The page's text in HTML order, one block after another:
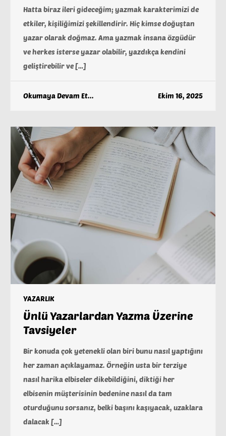
Hatta biraz ileri gideceğim; yazmak karakterimizi de
etkiler, kişiliğimizi şekillendirir. Hiç kimse doğuştan
yazar olarak doğmaz. Ama yazmak insana özgüdür
ve herkes isterse yazar olabilir, yazdıkça kendini
geliştirebilir ve […]
Okumaya Devam Et... Ekim 16, 2025
YAZARLIK
Ünlü Yazarlardan Yazma Üzerine
Tavsiyeler
Bir konuda çok yetenekli olan biri bunu nasıl yaptığını
her zaman açıklayamaz. Örneğin usta bir terziye
nasıl harika elbiseler dikebildiğini, diktiği her
elbisenin müşterisinin bedenine nasıl da tam
oturduğunu sorsanız, belki başını kaşıyacak, uzaklara
dalacak […]